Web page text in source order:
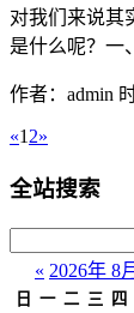
对我们来说其
是什么呢？一
作者：admin
«1 2»
全站搜索
« 2026年 8月
日 一 二 三 四